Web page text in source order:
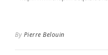
By Pierre Belouin